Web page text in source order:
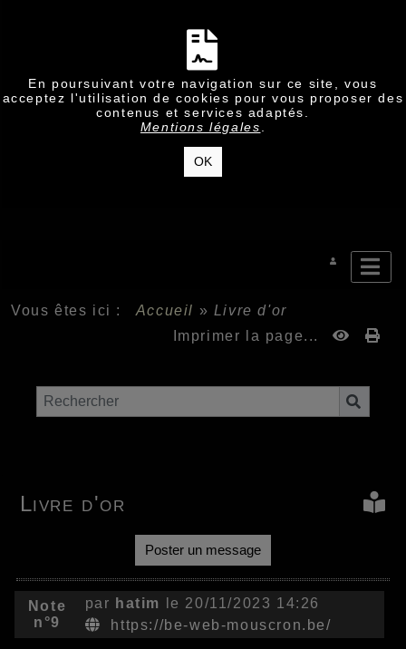
En poursuivant votre navigation sur ce site, vous
acceptez l'utilisation de cookies pour vous proposer des
contenus et services adaptés.
Mentions légales
OK
Vous êtes ici : Accueil » Livre d'or
Imprimer la page...
Livre d'or
Poster un message
Note
n°9
par hatim
le 20/11/2023 14:26
https://be-web-mouscron.be/